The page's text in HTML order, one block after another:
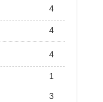
4
4
4
1
3